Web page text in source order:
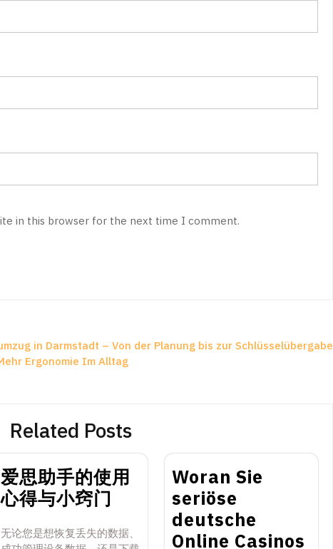
in this browser for the next time I comment.
in Darmstadt – Von der Planung bis zur Schlüsselübergabe
Ergonomie Im Alltag
Related Posts
爱思助手的使用
心得与小窍门
无论您是想恢复丢失的数据、
Woran Sie
seriöse
deutsche
Online Casinos